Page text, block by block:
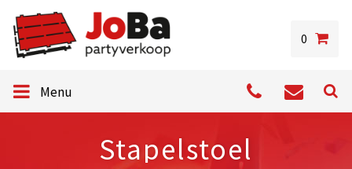
0
Menu
Stapelstoel